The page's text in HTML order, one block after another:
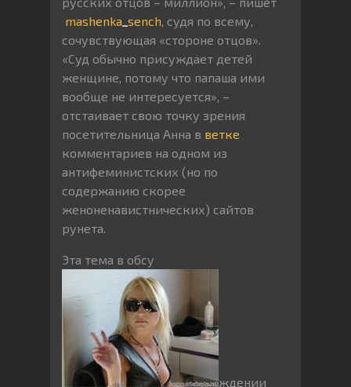
mashenka sench, судя по всему,
сочувствующая «стороне отцов».
«Суд обычно присуждает детей
женщине, потому что папаша ими
вообще не интересуется», –
отстаивает свою точку зрения
посетительница Анна в ветке
комментариев на одном из
антифеминистских (но по
содержанию скорее
женоненавистнических) сайтов
рунета.
Эта тема в обсу
ждении